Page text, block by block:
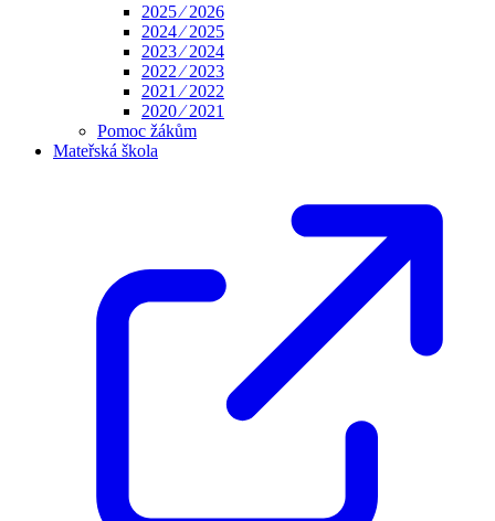
2025 ⁄ 2026
2024 ⁄ 2025
2023 ⁄ 2024
2022 ⁄ 2023
2021 ⁄ 2022
2020 ⁄ 2021
Pomoc žákům
Mateřská škola